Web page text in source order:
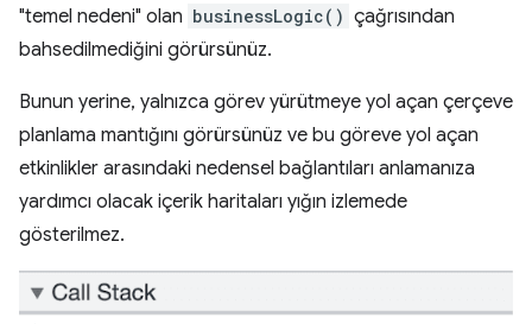
"temel nedeni" olan businessLogic() çağrısından
bahsedilmediğini görürsünüz.
Bunun yerine, yalnızca görev yürütmeye yol açan çerçeve
planlama mantığını görürsünüz ve bu göreve yol açan
etkinlikler arasındaki nedensel bağlantıları anlamanıza
yardımcı olacak içerik haritaları yığın izlemede
gösterilmez.